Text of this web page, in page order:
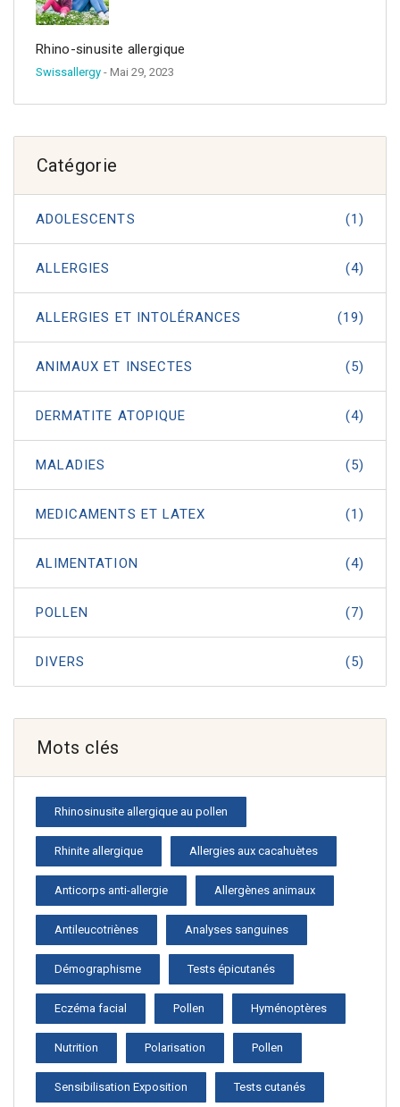
Rhino-sinusite allergique
Swissallergy - Mai 29, 2023
Catégorie
ADOLESCENTS (1)
ALLERGIES (4)
ALLERGIES ET INTOLÉRANCES (19)
ANIMAUX ET INSECTES (5)
DERMATITE ATOPIQUE (4)
MALADIES (5)
MEDICAMENTS ET LATEX (1)
ALIMENTATION (4)
POLLEN (7)
DIVERS (5)
Mots clés
Rhinosinusite allergique au pollen
Rhinite allergique Allergies aux cacahuètes
Anticorps anti-allergie Allergènes animaux
Antileucotriènes Analyses sanguines
Démographisme Tests épicutanés
Eczéma facial Pollen Hyménoptères
Nutrition Polarisation Pollen
Sensibilisation Exposition Tests cutanés